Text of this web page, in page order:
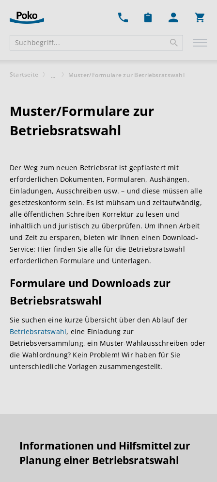
Startseite ... Muster/Formulare zur Betriebsratswahl
Muster/Formulare zur
Betriebsratswahl
Der Weg zum neuen Betriebsrat ist gepflastert mit
erforderlichen Dokumenten, Formularen, Aushängen,
Einladungen, Ausschreiben usw. – und diese müssen alle
gesetzeskonform sein. Es ist mühsam und zeitaufwändig,
alle öffentlichen Schreiben Korrektur zu lesen und
inhaltlich und juristisch zu überprüfen. Um Ihnen Arbeit
und Zeit zu ersparen, bieten wir Ihnen einen Download-
Service: Hier finden Sie alle für die Betriebsratswahl
erforderlichen Formulare und Unterlagen.
Formulare und Downloads zur
Betriebsratswahl
Sie suchen eine kurze Übersicht über den Ablauf der
Betriebsratswahl, eine Einladung zur
Betriebsversammlung, ein Muster-Wahlausschreiben oder
die Wahlordnung? Kein Problem! Wir haben für Sie
unterschiedliche Vorlagen zusammengestellt.
Informationen und Hilfsmittel zur
Planung einer Betriebsratswahl